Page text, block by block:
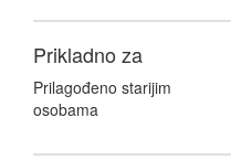
Prikladno za
Prilagođeno starijim
osobama